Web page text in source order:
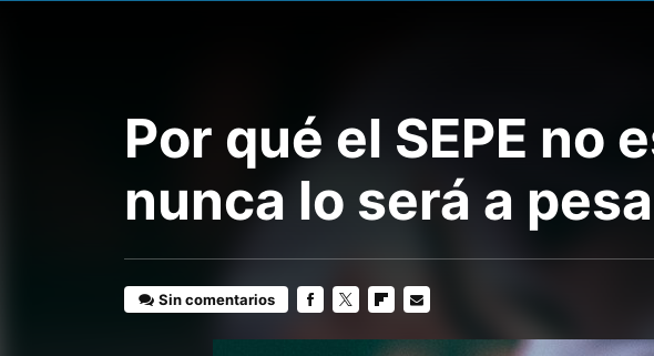
Por qué el SEPE no
nunca lo será a
Sin comentarios